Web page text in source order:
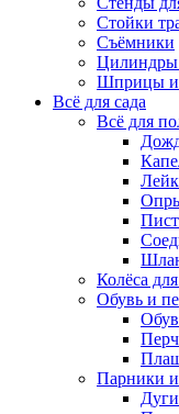
Стойки
Съёмники
Цилиндры
Шприцы и
Всё для сада
Всё для
Колёса
Обувь и
Парники